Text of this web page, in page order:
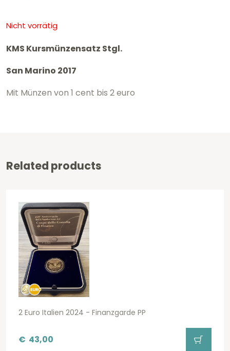
Nicht vorrätig
KMS Kursmünzensatz Stgl.
San Marino 2017
Mit Münzen von 1 cent bis 2 euro
Related products
2 Euro Italien 2024 - Finanzgarde PP
€ 43,00